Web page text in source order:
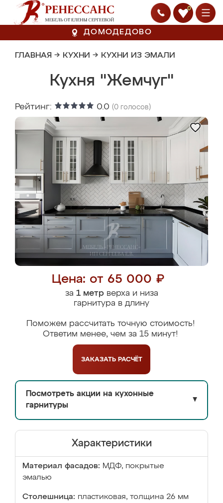
0
ДОМОДЕДОВО
ГЛАВНАЯ → КУХНИ → КУХНИ ИЗ ЭМАЛИ
Кухня "Жемчуг"
Рейтинг: 0.0 (0 голосов)
Цена: от 65 000 ₽
за 1 метрверха и низа
гарнитура в длину
Поможем рассчитать точную стоимость!
Ответим менее, чем за 15 минут!
ЗАКАЗАТЬ РАСЧЁТ
Посмотреть акции на кухонные
гарнитуры
▼
Характеристики
Материал фасадов: МДФ, покрытые
эмалью
Столешница: пластиковая, толщина 26 мм